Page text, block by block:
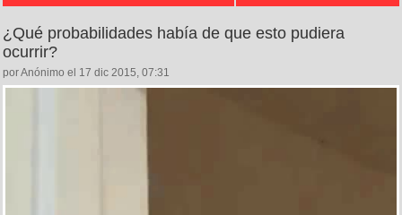
¿Qué probabilidades había de que esto pudiera
ocurrir?
por Anónimo el 17 dic 2015, 07:31